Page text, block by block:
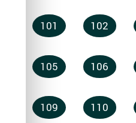
101 102
105 106
109 110